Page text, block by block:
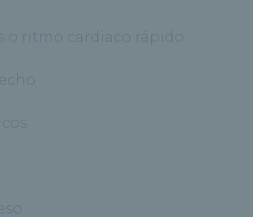
ritmo cardiaco rápido